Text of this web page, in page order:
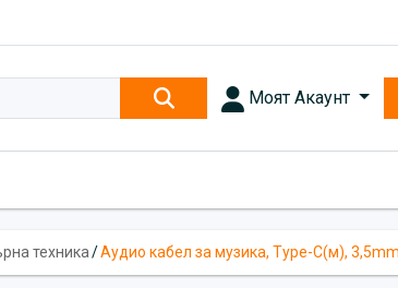
Моят Акаунт
техника/Аудио кабел за музика, Type-C(м),